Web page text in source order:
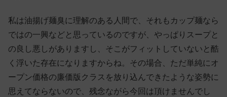
私は油揚げ麺臭に理解のある人間で、それもカップ麺なら
ではの一興などと思っているのですが、やっぱりスープと
の良し悪しがありますし、そこがフィットしていないと酷
く浮いた存在になりますからね。その場合、ただ単純にオ
ープン価格の廉価版クラスを放り込んできたような姿勢に
思えてならないので、残念ながら今回は頂けませんでし